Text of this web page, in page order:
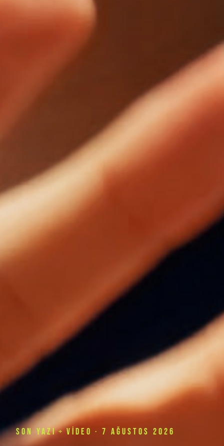
SON YAZI + VIDEO · 7 AĞUSTOS 2026